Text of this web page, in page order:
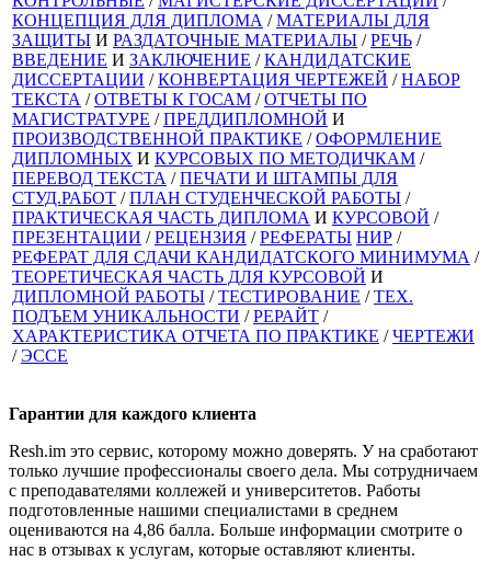
КОНЦЕПЦИЯ ДЛЯ ДИПЛОМА /МАТЕРИАЛЫ ДЛЯ
ЗАЩИТЫ И РАЗДАТОЧНЫЕ МАТЕРИАЛЫ /РЕЧЬ /
ВВЕДЕНИЕ И ЗАКЛЮЧЕНИЕ /КАНДИДАТСКИЕ
ДИССЕРТАЦИИ /КОНВЕРТАЦИЯ ЧЕРТЕЖЕЙ /НАБОР
ТЕКСТА /ОТВЕТЫ К ГОСАМ /ОТЧЕТЫ ПО
МАГИСТРАТУРЕ /ПРЕДДИПЛОМНОЙ И
ПРОИЗВОДСТВЕННОЙ ПРАКТИКЕ /ОФОРМЛЕНИЕ
ДИПЛОМНЫХ И КУРСОВЫХ ПО МЕТОДИЧКАМ /
ПЕРЕВОД ТЕКСТА /ПЕЧАТИ И ШТАМПЫ ДЛЯ
СТУД.РАБОТ /ПЛАН СТУДЕНЧЕСКОЙ РАБОТЫ /
ПРАКТИЧЕСКАЯ ЧАСТЬ ДИПЛОМА И КУРСОВОЙ /
ПРЕЗЕНТАЦИИ /РЕЦЕНЗИЯ /РЕФЕРАТЫ НИР /
РЕФЕРАТ ДЛЯ СДАЧИ КАНДИДАТСКОГО МИНИМУМА /
ТЕОРЕТИЧЕСКАЯ ЧАСТЬ ДЛЯ КУРСОВОЙ И
ДИПЛОМНОЙ РАБОТЫ /ТЕСТИРОВАНИЕ /ТЕХ.
ПОДЪЕМ УНИКАЛЬНОСТИ /РЕРАЙТ /
ХАРАКТЕРИСТИКА ОТЧЕТА ПО ПРАКТИКЕ /ЧЕРТЕЖИ
/ЭССЕ
Гарантии для каждого клиента
Resh.im это сервис, которому можно доверять. У на сработают
только лучшие профессионалы своего дела. Мы сотрудничаем
с преподавателями коллежей и университетов. Работы
подготовленные нашими специалистами в среднем
оцениваются на 4,86 балла. Больше информации смотрите о
нас в отзывах к услугам, которые оставляют клиенты.